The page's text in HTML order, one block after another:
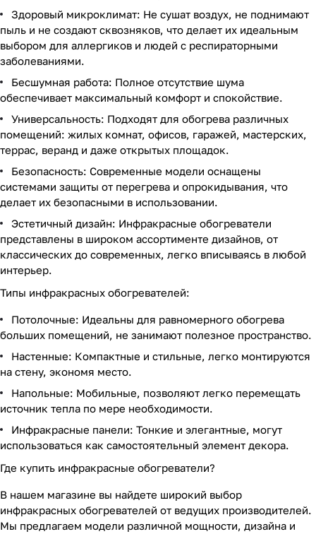
Здоровый микроклимат: Не сушат воздух, не поднимают
пыль и не создают сквозняков, что делает их идеальным
выбором для аллергиков и людей с респираторными
заболеваниями.
Бесшумная работа: Полное отсутствие шума
обеспечивает максимальный комфорт и спокойствие.
Универсальность: Подходят для обогрева различных
помещений: жилых комнат, офисов, гаражей, мастерских,
террас, веранд и даже открытых площадок.
Безопасность: Современные модели оснащены
системами защиты от перегрева и опрокидывания, что
делает их безопасными в использовании.
Эстетичный дизайн: Инфракрасные обогреватели
представлены в широком ассортименте дизайнов, от
классических до современных, легко вписываясь в любой
интерьер.
Типы инфракрасных обогревателей:
Потолочные: Идеальны для равномерного обогрева
больших помещений, не занимают полезное пространство.
Настенные: Компактные и стильные, легко монтируются
на стену, экономя место.
Напольные: Мобильные, позволяют легко перемещать
источник тепла по мере необходимости.
Инфракрасные панели: Тонкие и элегантные, могут
использоваться как самостоятельный элемент декора.
Где купить инфракрасные обогреватели?
В нашем магазине вы найдете широкий выбор
инфракрасных обогревателей от ведущих производителей.
Мы предлагаем модели различной мощности, дизайна и